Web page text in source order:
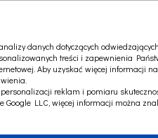
osobowych do Cotton&Sweets
zastrzeżeniem, że niepodanie
złożenie i realizację zamówienia
lub powierzane są dane oraz jak
przekazywane są dostawcom
od uzgodnień umownych i
albo samodzielnie określają cele i
danych dotyczących
treści i zapewnienia
Aby uzyskać więcej informacji
reklam i pomiaru
Google LLC, więcej informacji można